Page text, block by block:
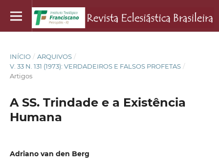
INÍCIO / ARQUIVOS /
V. 33 N. 131 (1973): VERDADEIROS E FALSOS PROFETAS /
Artigos
A SS. Trindade e a Existência
Humana
Adriano van den Berg